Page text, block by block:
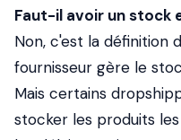
Faut-il avoir un stock
Non, c'est la définition
fournisseur gère le
Mais certains
stocker les produits